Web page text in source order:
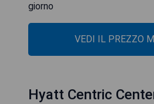
giorno
VEDI IL PREZZO
Hyatt Centric